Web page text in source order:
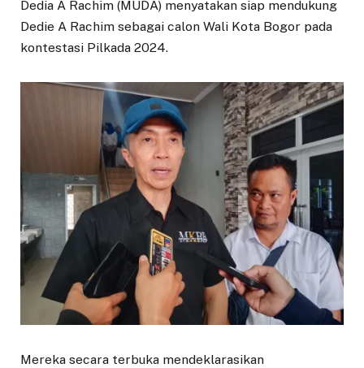
Dedia A Rachim (MUDA) menyatakan siap mendukung
Dedie A Rachim sebagai calon Wali Kota Bogor pada
kontestasi Pilkada 2024.
Mereka secara terbuka mendeklarasikan